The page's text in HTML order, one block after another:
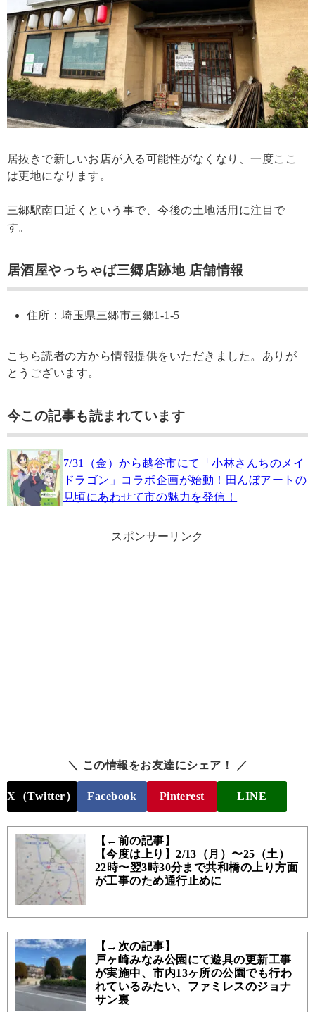
居抜きで新しいお店が入る可能性がなくなり、一度ここ
は更地になります。
三郷駅南口近くという事で、今後の土地活用に注目で
す。
居酒屋やっちゃば三郷店跡地 店舗情報
住所：埼玉県三郷市三郷1-1-5
こちら読者の方から情報提供をいただきました。ありが
とうございます。
今この記事も読まれています
7/31（金）から越谷市にて「小林さんちのメイ
ドラゴン」コラボ企画が始動！田んぼアートの
見頃にあわせて市の魅力を発信！
スポンサーリンク
＼ この情報をお友達にシェア！ ／
X（Twitter） Facebook Pinterest LINE
【←前の記事】
【今度は上り】2/13（月）〜25（土）
22時〜翌3時30分まで共和橋の上り方面
が工事のため通行止めに
【→次の記事】
戸ヶ崎みなみ公園にて遊具の更新工事
が実施中、市内13ヶ所の公園でも行わ
れているみたい、ファミレスのジョナ
サン裏